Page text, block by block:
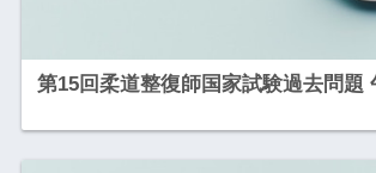
第15回柔道整復師国家試験過去問題